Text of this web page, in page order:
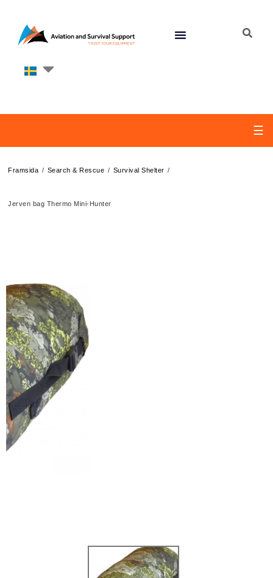
☰
Framsida / Search & Rescue / Survival Shelter /
Jerven bag Thermo Mini-Hunter